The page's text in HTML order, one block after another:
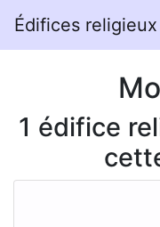
Édifices
1 édifice